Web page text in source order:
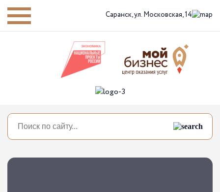
Саранск,ул. Московская, 14